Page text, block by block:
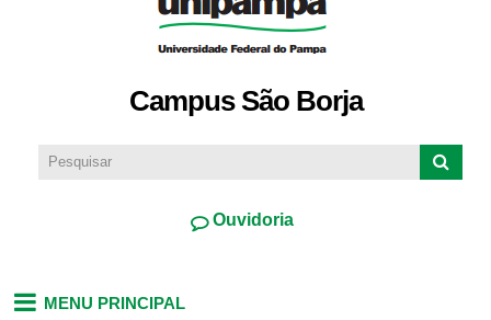
Campus São Borja
Ouvidoria
MENU PRINCIPAL